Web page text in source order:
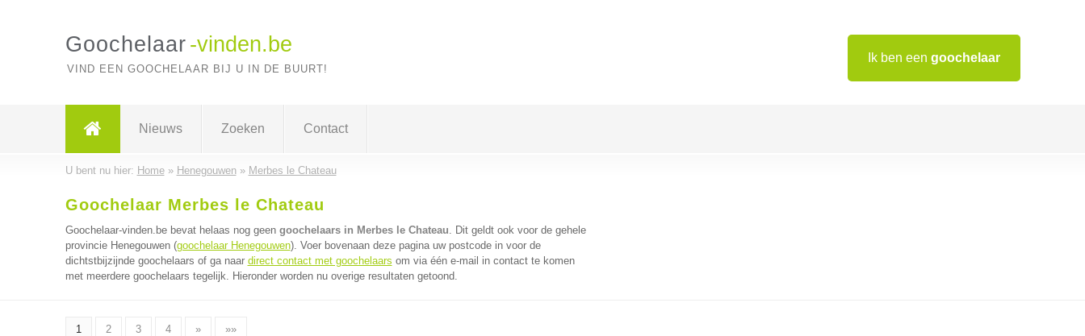
Ik ben een goochelaar
Goochelaar -vinden.be
VIND EEN GOOCHELAAR BIJ U IN DE BUURT!
Nieuws Zoeken Contact
U bent nu hier: Home» Henegouwen» Merbes le Chateau
Goochelaar Merbes le Chateau
Goochelaar-vinden.be bevat helaas nog geen goochelaars in Merbes le Chateau. Dit geldt ook voor de gehele
provincie Henegouwen (goochelaar Henegouwen). Voer bovenaan deze pagina uw postcode in voor de
dichtstbijzijnde goochelaars of ga naar direct contact met goochelaars om via één e-mail in contact te komen
met meerdere goochelaars tegelijk. Hieronder worden nu overige resultaten getoond.
1 2 3 4 » »»